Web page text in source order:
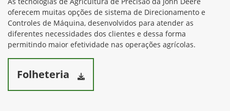
oferecem muitas opções de sistema de Direcionamento e
Controles de Máquina, desenvolvidos para atender as
diferentes necessidades dos clientes e dessa forma
permitindo maior efetividade nas operações agrícolas.
Folheteria